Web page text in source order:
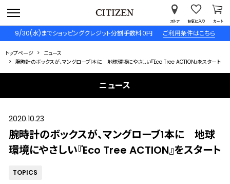
9/30(水)までショッピングクレジット分割手数料０円 ご利用条件はこちら
ストア お気に入り カート
トップページ
ニュース
腕時計のボックスが、マングローブ1本に 地球環境にやさしい『Eco Tree ACTION』をスタート
ニュース
2020.10.23
腕時計のボックスが、マングローブ1本に 地球
環境にやさしい『Eco Tree ACTION』をスタート
TOPICS